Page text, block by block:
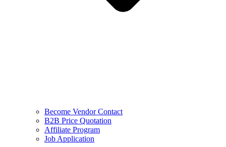
Become Vendor Contact
B2B Price Quotation
Affiliate Program
Job Application